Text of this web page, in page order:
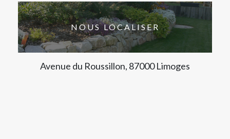
NOUS LOCALISER
Avenue du Roussillon, 87000 Limoges